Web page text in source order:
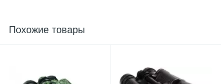
Похожие товары